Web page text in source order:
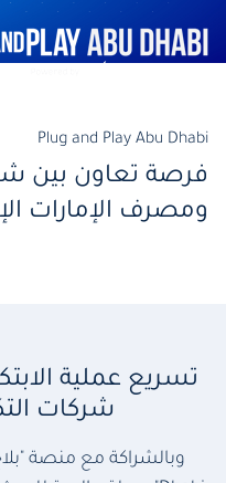
Plug and Play Abu Dhabi
فرصة تعاون بين
ومصرف الإمارات
تسريع عملية
شركات